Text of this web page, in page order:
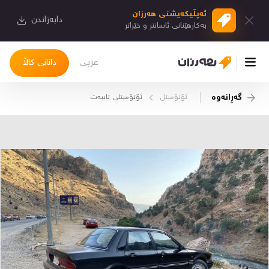
ئەپڵیكەیشنی هەرزان
بەكارهێنانی ئاسانتر و خێراتر دابەزاندن
دانانی کاڵا عربی
کاڵاکانم
دیاریکراوەکانم
دوا بینراوەکان
چات
گەڕانەوە ئۆتۆمبێل ئۆتۆمبێلی تایبه‌ت